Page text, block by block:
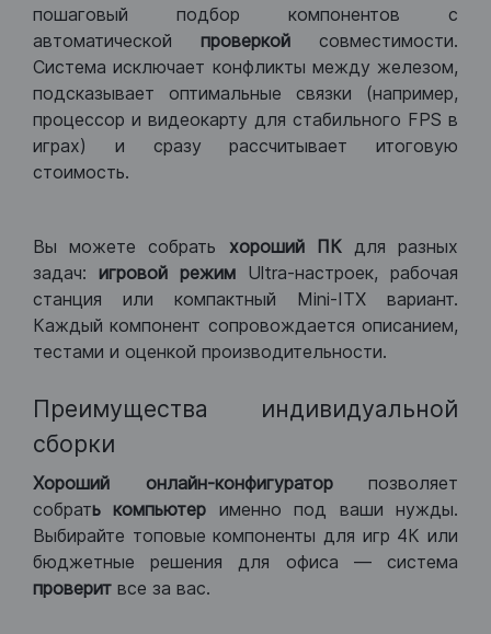
пошаговый подбор компонентов с
автоматической проверкой совместимости.
Система исключает конфликты между железом,
подсказывает оптимальные связки (например,
процессор и видеокарту для стабильного FPS в
играх) и сразу рассчитывает итоговую
стоимость.
Вы можете собрать хороший ПКдля разных
задач: игровой режим Ultra-настроек, рабочая
станция или компактный Mini-ITX вариант.
Каждый компонент сопровождается описанием,
тестами и оценкой производительности.
Преимущества индивидуальной
сборки
Хороший онлайн-конфигураторпозволяет
собрать компьютер именно под ваши нужды.
Выбирайте топовые компоненты для игр 4К или
бюджетные решения для офиса — система
проверит все за вас.